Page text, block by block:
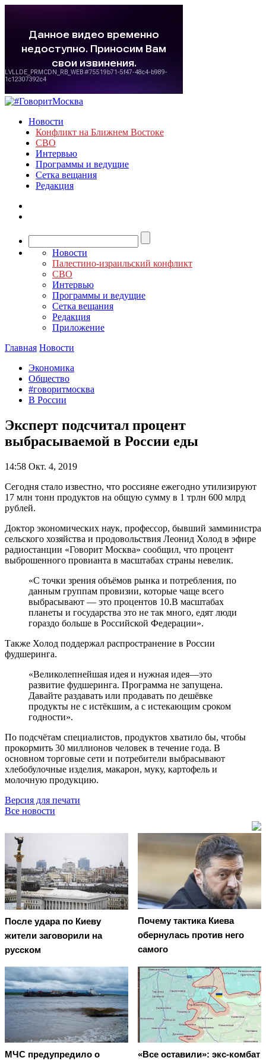
Новости
Конфликт на Ближнем Востоке
СВО
Интервью
Программы и ведущие
Сетка вещания
Редакция
Новости
Палестино-израильский конфликт
СВО
Интервью
Программы и ведущие
Сетка вещания
Редакция
Приложение
Главная Новости
Экономика
Общество
#говоритмосква
В России
Эксперт подсчитал процент
выбрасываемой в России еды
14:58 Окт. 4, 2019
Сегодня стало известно, что россияне ежегодно утилизируют
17 млн тонн продуктов на общую сумму в 1 трлн 600 млрд
рублей.
Доктор экономических наук, профессор, бывший замминистра
сельского хозяйства и продовольствия Леонид Холод в эфире
радиостанции «Говорит Москва» сообщил, что процент
выброшенного провианта в масштабах страны невелик.
«С точки зрения объёмов рынка и потребления, по
данным группам провизии, которые чаще всего
выбрасывают — это процентов 10.В масштабах
планеты и государства это не так много, едят люди
гораздо больше в Российской Федерации».
Также Холод поддержал распространение в России
фудшеринга.
«Великолепнейшая идея и нужная идея—это
развитие фудшеринга. Программа не запущена.
Давайте раздавать или продавать по дешёвке
продукты не с истёкшим, а с истекающим сроком
годности».
По подсчётам специалистов, продуктов хватило бы, чтобы
прокормить 30 миллионов человек в течение года. В
основном торговые сети и потребители выбрасывают
хлебобулочные изделия, макарон, муку, картофель и
молочную продукцию.
Версия для печати
Все новости
После удара по Киеву
жители заговорили на
русском
Почему тактика Киева
обернулась против него
самого
МЧС предупредило о
«Все оставили»: экс-комбат